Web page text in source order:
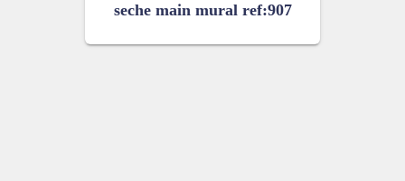
seche main mural ref:907